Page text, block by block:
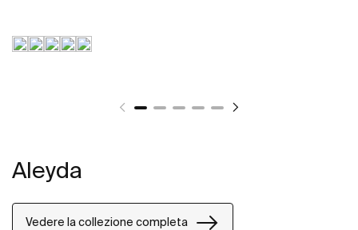
Aleyda
Vedere la collezione completa